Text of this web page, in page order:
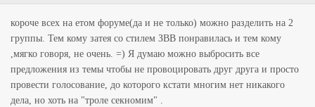
короче всех на етом форуме(да и не только) можно разделить на 2
группы. Тем кому затея со стилем ЗВВ понравилась и тем кому
,мягко говоря, не очень. =) Я думаю можно выбросить все
предложения из темы чтобы не провоцировать друг друга и просто
провести голосование, до которого кстати многим нет никакого
дела, но хоть на "троле секномим" .